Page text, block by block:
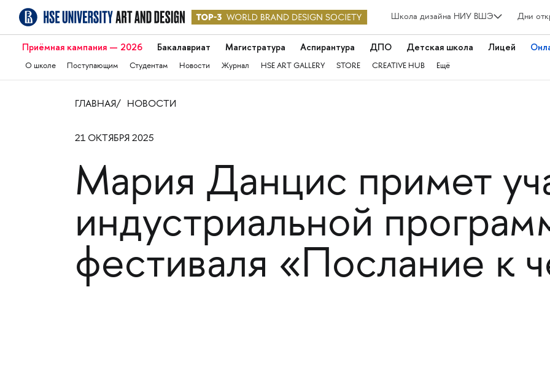
Школа дизайна НИУ ВШЭ Дни
Приёмная кампания — 2026 Бакалавриат Магистратура Аспирантура ДПО Детская школа Лицей
О школе Поступающим Студентам Новости Журнал HSE ART GALLERY STORE CREATIVE HUB Ещё
ГЛАВНАЯ НОВОСТИ
21 ОКТЯБРЯ 2025
Мария Данцис примет
индустриальной
фестиваля «Послание к